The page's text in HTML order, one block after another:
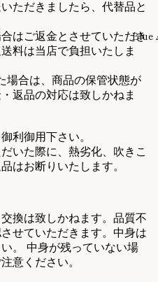
Blue
ただきましたら、代替品と
はご返金とさせていただき
料は当店で負担いたしま
場合は、商品の保管状態が
返品の対応は致しかねま
利御用下さい。
いた際に、熱劣化、吹きこ
はお断りいたします。
換は致しかねます。 品質不
せていただきます。中身は
。 中身が残っていない場
意ください。